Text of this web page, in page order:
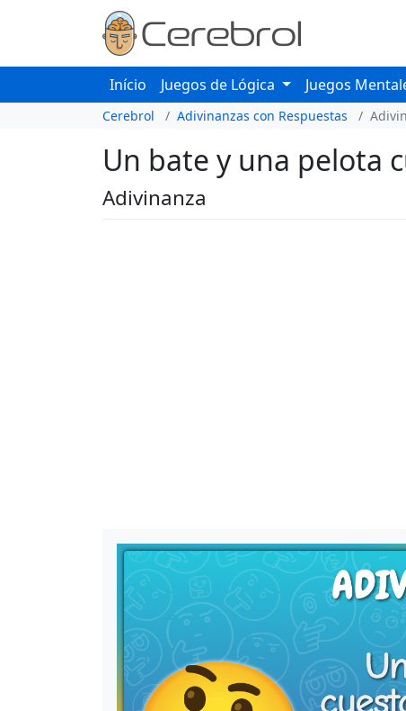
Início Juegos de Lógica Juegos
Cerebrol Adivinanzas con Respuestas
Un bate y una pelota
Adivinanza